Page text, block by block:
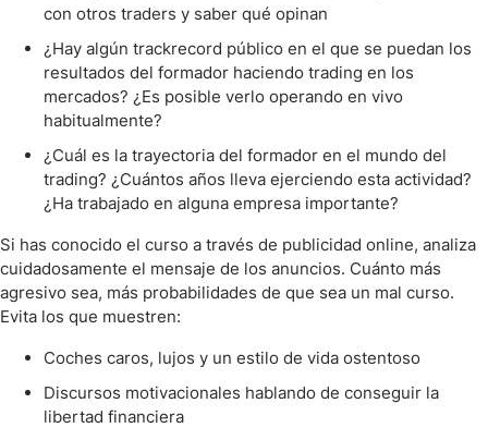
con otros traders y saber qué opinan
¿Hay algún trackrecord público en el que se puedan los
resultados del formador haciendo trading en los
mercados? ¿Es posible verlo operando en vivo
habitualmente?
¿Cuál es la trayectoria del formador en el mundo del
trading? ¿Cuántos años lleva ejerciendo esta actividad?
¿Ha trabajado en alguna empresa importante?
Si has conocido el curso a través de publicidad online, analiza
cuidadosamente el mensaje de los anuncios. Cuánto más
agresivo sea, más probabilidades de que sea un mal curso.
Evita los que muestren:
Coches caros, lujos y un estilo de vida ostentoso
Discursos motivacionales hablando de conseguir la
libertad financiera